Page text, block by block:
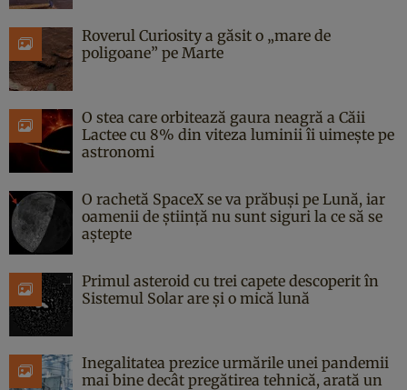
Roverul Curiosity a găsit o „mare de
poligoane” pe Marte
O stea care orbitează gaura neagră a Căii
Lactee cu 8% din viteza luminii îi uimește pe
astronomi
O rachetă SpaceX se va prăbuși pe Lună, iar
oamenii de știință nu sunt siguri la ce să se
aștepte
Primul asteroid cu trei capete descoperit în
Sistemul Solar are și o mică lună
Inegalitatea prezice urmările unei pandemii
mai bine decât pregătirea tehnică, arată un